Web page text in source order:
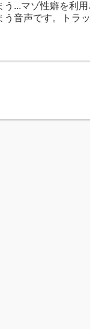
う...マゾ性癖を利
う音声です。トラ